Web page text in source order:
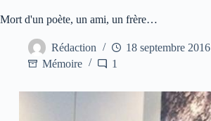
Mort d'un poète, un ami, un frère…
Rédaction
18 septembre 2016
Mémoire
1